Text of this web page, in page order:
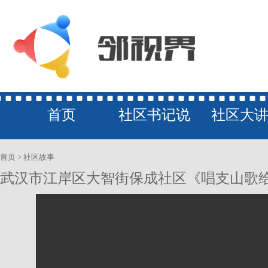
首页 社区书记说 社区大
首页 > 社区故事
武汉市江岸区大智街保成社区《唱支山歌